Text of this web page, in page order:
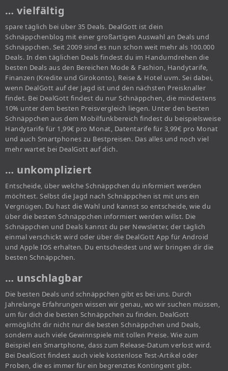
… vielfältig
spare täglich bei über 35 Deals. DealGott ist dein
Schnäppchenblog mit einer großartigen Auswahl an Deals und
Schnäppchen. Seit 2009 sind es nun schon weit mehr als 100.000
Deals. In den täglichen Deals findest du im Handumdrehen die
besten Deals aus den Bereichen Mode & Fashion, Handytarife,
Finanzen (Kredite und Girokonto), Reise & Hotel uvm. Sei dabei,
wenn DealGott auf der Jagd ist und den nächsten Preisknaller
findet. Bei DealGott findest du nur Schnäppchen, die mindestens
10% unter dem besten Preisvergleich liegen. Unter den besten
Schnäppchen aus dem Mobilfunkbereich findest du beispielsweise
Handytarife für 1,99€ pro Monat, Datentarife für 3,99€ pro Monat
und auch Smartphones zu Bestpreisen. Das alles und noch viel
mehr wartet bei DealGott auf dich.
… unkompliziert
Entscheide, über welche Schnäppchen du informiert werden
möchtest. Selbst die Jagd nach Schnäppchen ist mit uns ein
Vergnügen. Du hast die Wahl und kannst so entscheide, wie du
über die besten Schnäppchen informiert werden willst. Die
Schnäppchen und Deals kannst du per Newsletter, der täglich
einmal verschickt wird oder über die DealGott App für Android
und Apple IOS erhalten. Du entscheidest und wir bringen dir die
besten Schnäppchen.
… unschlagbar
Die besten Deals und schnäppchen gibt es bei uns. Durch
Jahrelange Erfahrungen wissen wir genau, wo wir suchen müssen,
um für dich die besten Schnäppchen zu finden. DealGott
ermöglicht dir nicht nur die besten Schnäppchen und Deals,
sondern auch viele Gewinnspiele mit tollen Preise. Wie zum
Beispiel ein Smartphone, dass zum Release-Datum verlost wird.
Bei DealGott findest auch viele kostenlose Test-Artikel oder
Proben, die es immer für ein begrenztes Kontingent gibt.